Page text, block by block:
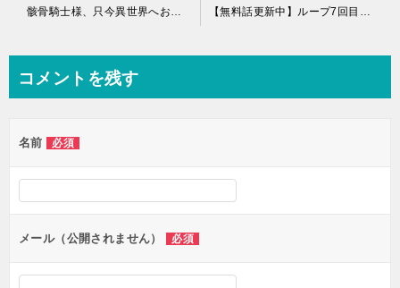
ビ
ー
シ
ン
骸骨騎士様、只今異世界へお出掛け中｜最新刊第10巻！コミックガルド＋で基本無料連載中！ 【無料話更新中】ループ7回目の悪役令嬢は、元敵国で自由気ままな花嫁生活を満喫する｜コミックガルド＋で基本無料連載中！
コメントを残す
名前 必須
メール（公開されません） 必須